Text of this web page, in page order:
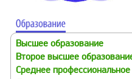
Высшее образование
Второе высшее
Среднее профессиональное